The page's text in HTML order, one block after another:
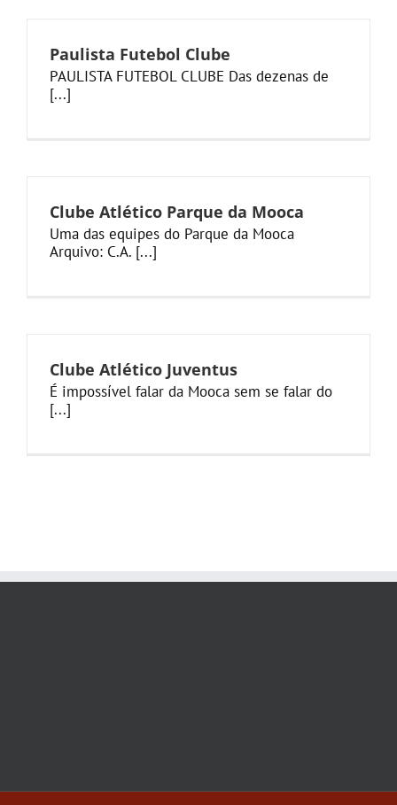
Paulista Futebol Clube
PAULISTA FUTEBOL CLUBE Das dezenas de
[...]
Clube Atlético Parque da Mooca
Uma das equipes do Parque da Mooca
Arquivo: C.A. [...]
Clube Atlético Juventus
É impossível falar da Mooca sem se falar do
[...]